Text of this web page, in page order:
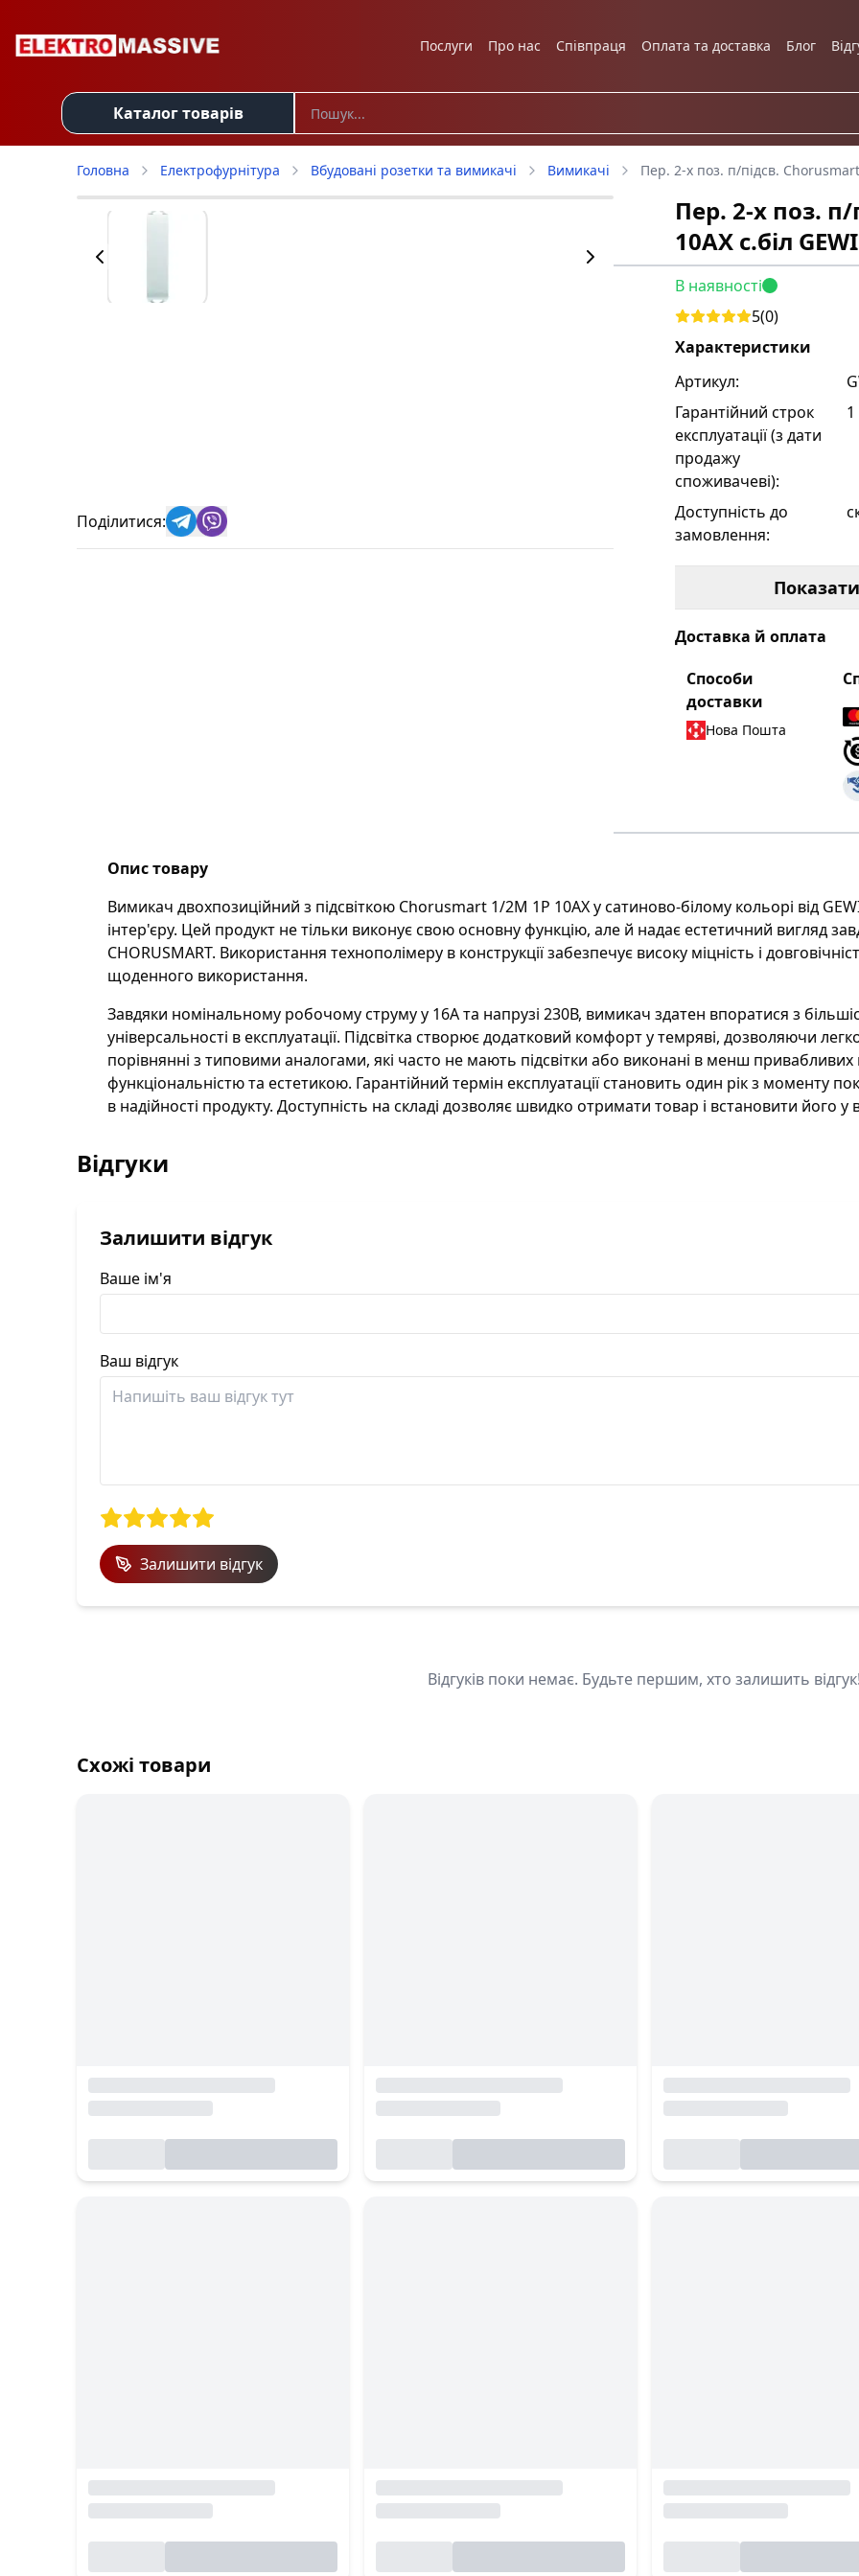
Послуги Про нас Співпраця Оплата та доставка Блог
Каталог товарів
Головна Електрофурнітура Вбудовані розетки та вимикачі Вимикачі Пер. 2-х поз. п/підсв.
Пер. 2-х поз.
10AX с.біл
Поділитися:
В наявності
5(0)
Характеристики
Артикул:
Гарантійний строк
експлуатації (з дати
продажу
споживачеві):
1
Доступність до
замовлення:
Кількість модулів:
Колекція
Номінальна робоча
напруга змінного
струму частотою
Наявність підсвітки : з
Доставка й оплата
Способи
доставки
Нова Пошта
Опис товару
Вимикач двохпозиційний з підсвіткою Chorusmart 1/2M 1P 10AX у сатиново-білому кольорі від
інтер'єру. Цей продукт не тільки виконує свою основну функцію, але й надає естетичний вигляд
CHORUSMART. Використання технополімеру в конструкції забезпечує високу міцність і
щоденного використання.
Завдяки номінальному робочому струму у 16А та напрузі 230В, вимикач здатен впоратися з
універсальності в експлуатації. Підсвітка створює додатковий комфорт у темряві, дозволяючи
порівнянні з типовими аналогами, які часто не мають підсвітки або виконані в менш
функціональністю та естетикою. Гарантійний термін експлуатації становить один рік з моменту
в надійності продукту. Доступність на складі дозволяє швидко отримати товар і встановити його у
Відгуки
Залишити відгук
Ваше ім'я
Ваш відгук
Залишити відгук
Відгуків поки немає. Будьте першим, хто залишить
Схожі товари